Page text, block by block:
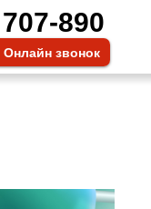
707-890
Онлайн звонок